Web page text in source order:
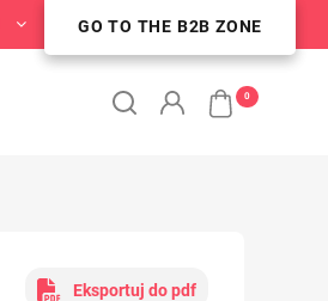
STREFA KLIENTA B2B
GO TO THE B2B ZONE
0
Eksportuj do pdf